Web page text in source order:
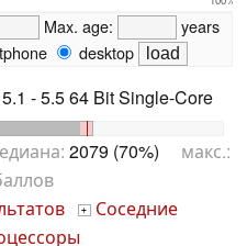
Max. age:
years
desktop
- 5.5 64 Bit Single-Core
2079 (70%) макс.:
+ Соседние